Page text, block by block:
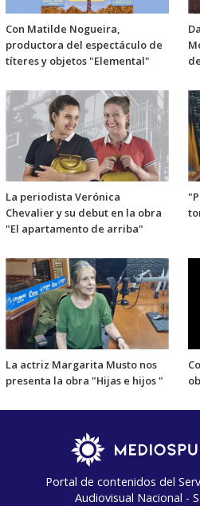
Con Matilde Nogueira,
productora del espectáculo de
títeres y objetos "Elemental"
La periodista Verónica
Chevalier y su debut en la obra
"El apartamento de arriba"
La actriz Margarita Musto nos
presenta la obra "Hijas e hijos "
Portal de contenidos del
Audiovisual Nacional -